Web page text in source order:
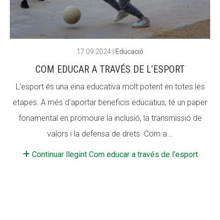
17.09.2024 Educació
COM EDUCAR A TRAVÉS DE L’ESPORT
L’esport és una eina educativa molt potent en totes les
etapes. A més d’aportar beneficis educatius, té un paper
fonamental en promoure la inclusió, la transmissió de
valors i la defensa de drets. Com a...
Continuar llegint Com educar a través de l’esport
ACCIÓ SOCIAL I JOVES
ESPLAIS
SUPORT TERCER SECTOR
ACCIÓ SOCIAL I JOVES
ESPLAIS
SUPORT TERCER SECTOR